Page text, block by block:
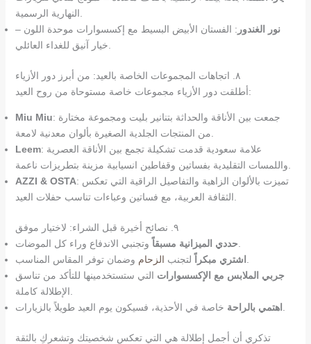
نور الغندور : الفستان الأبيض البسيط مع إكسسوارات موحدة اللون –
٨. اتجاهات المجموعات الخاصة بالعيد: من أبرز دور الأزياء
أطلقت دور الأزياء مجموعات خاصة مستوحاة من روح العيد:
Miu Miu: جمعت بين الأناقة والحداثة بتنانير بليت ومجموعة مختارة
Leem: علامة سعودية قدمت تشكيلة تجمع بين الأناقة العصرية
AZZI & OSTA: تميزت بالألوان الزاهية والتفاصيل الراقية التي تعكس
٩. نصائح أخيرة قبل الشراء: لاختيار موفق
حددي الميزانية مسبقاً
اشتري مبكراً
لتجنب الزحام
جربي الملابس مع الإكسسوارات التي ستستخدمينها للتأكد من تناسق
اهتمي بالراحة
تذكري أن أجمل إطلالة هي التي تعكس شخصيتك وتشعركِ بالثقة